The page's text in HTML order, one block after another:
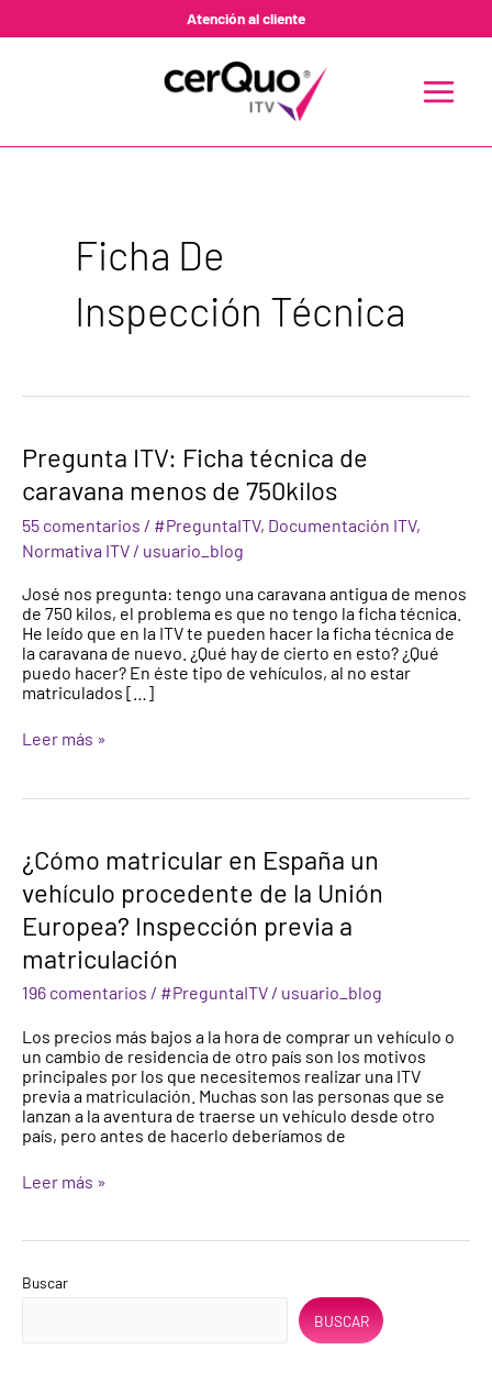
Atención al cliente
MENU
Ficha De
Inspección Técnica
Pregunta ITV: Ficha técnica de
caravana menos de 750kilos
55 comentarios / #PreguntaITV, Documentación ITV,
Normativa ITV / usuario_blog
José nos pregunta: tengo una caravana antigua de menos
de 750 kilos, el problema es que no tengo la ficha técnica.
He leído que en la ITV te pueden hacer la ficha técnica de
la caravana de nuevo. ¿Qué hay de cierto en esto? ¿Qué
puedo hacer? En éste tipo de vehículos, al no estar
matriculados […]
Pregunta
ITV:
Ficha
de
caravana
de
750kilos
Leer más »
¿Cómo matricular en España un
vehículo procedente de la Unión
Europea? Inspección previa a
matriculación
196 comentarios / #PreguntaITV / usuario_blog
Los precios más bajos a la hora de comprar un vehículo o
un cambio de residencia de otro país son los motivos
principales por los que necesitemos realizar una ITV
previa a matriculación. Muchas son las personas que se
lanzan a la aventura de traerse un vehículo desde otro
país, pero antes de hacerlo deberíamos de
¿Cómo
matricular
en
un
vehículo
procedente
de
Unión
Europea?
Inspección
previa
a
matriculación
Leer más »
Buscar
BUSCAR